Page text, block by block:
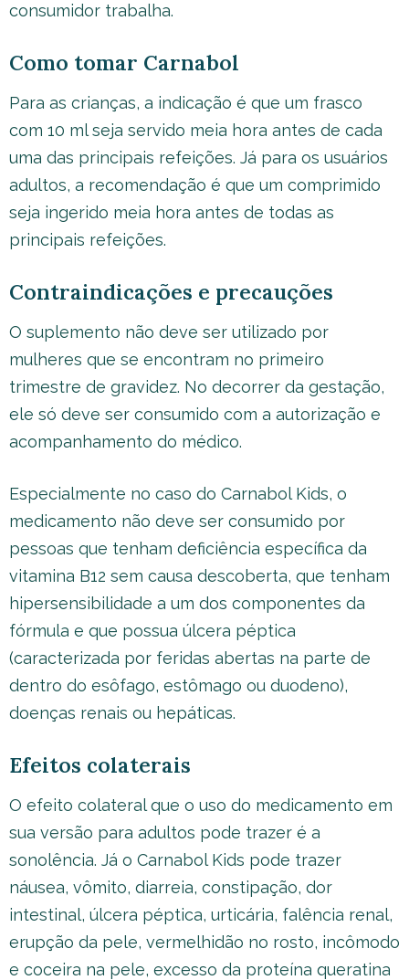
consumidor trabalha.
Como tomar Carnabol
Para as crianças, a indicação é que um frasco
com 10 ml seja servido meia hora antes de cada
uma das principais refeições. Já para os usuários
adultos, a recomendação é que um comprimido
seja ingerido meia hora antes de todas as
principais refeições.
Contraindicações e precauções
O suplemento não deve ser utilizado por
mulheres que se encontram no primeiro
trimestre de gravidez. No decorrer da gestação,
ele só deve ser consumido com a autorização e
acompanhamento do médico.
Especialmente no caso do Carnabol Kids, o
medicamento não deve ser consumido por
pessoas que tenham deficiência específica da
vitamina B12 sem causa descoberta, que tenham
hipersensibilidade a um dos componentes da
fórmula e que possua úlcera péptica
(caracterizada por feridas abertas na parte de
dentro do esôfago, estômago ou duodeno),
doenças renais ou hepáticas.
Efeitos colaterais
O efeito colateral que o uso do medicamento em
sua versão para adultos pode trazer é a
sonolência. Já o Carnabol Kids pode trazer
náusea, vômito, diarreia, constipação, dor
intestinal, úlcera péptica, urticária, falência renal,
erupção da pele, vermelhidão no rosto, incômodo
e coceira na pele, excesso da proteína queratina